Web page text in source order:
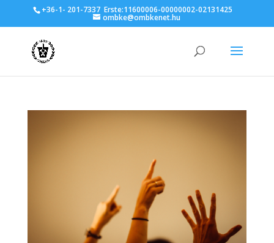
+36-1- 201-7337 Erste:11600006-00000002-02131425
ombke@ombkenet.hu